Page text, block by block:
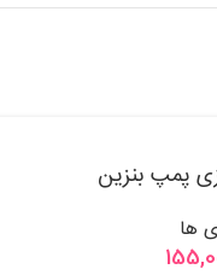
پمپ بنزین
ها